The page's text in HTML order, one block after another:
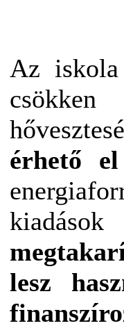
Az iskola
érhető el
lesz